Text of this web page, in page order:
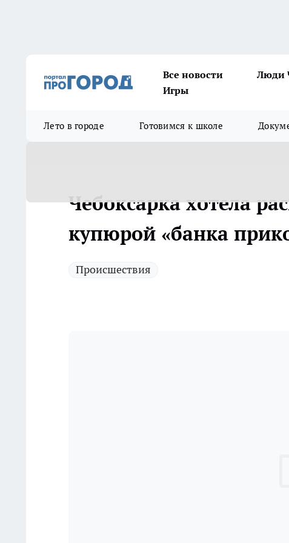
Все новости Люди
Игры
Лето в городе Готовимся к школе
Чебоксарка хотела
купюрой «банка
Происшествия